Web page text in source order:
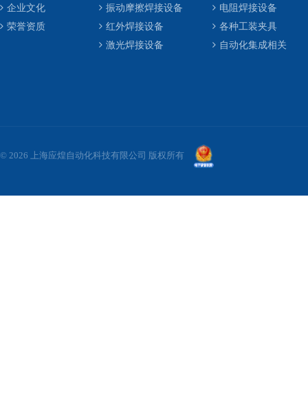
企业文化
荣誉资质
振动摩擦焊接设备
红外焊接设备
激光焊接设备
电阻焊接设备
各种工装夹具
自动化集成相关
© 2026 上海应煌自动化科技有限公司 版权所有